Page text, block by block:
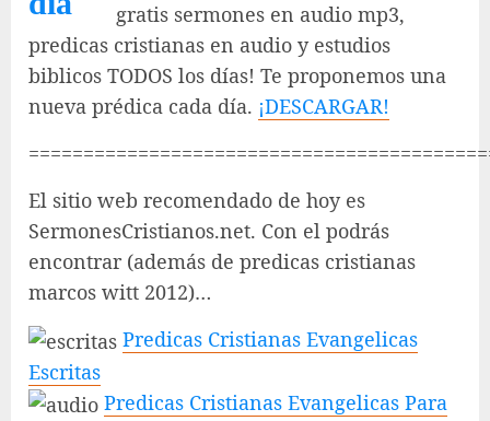
gratis sermones en audio mp3,
predicas cristianas en audio y estudios
biblicos TODOS los días! Te proponemos una
nueva prédica cada día. ¡DESCARGAR!
El sitio web recomendado de hoy es
SermonesCristianos.net. Con el podrás
encontrar (además de predicas cristianas
marcos witt 2012)…
Predicas Cristianas Evangelicas
Escritas
Predicas Cristianas Evangelicas Para